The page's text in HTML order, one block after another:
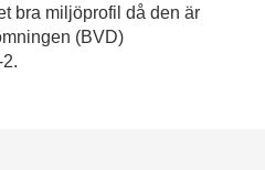
bra miljöprofil då den är
(BVD)